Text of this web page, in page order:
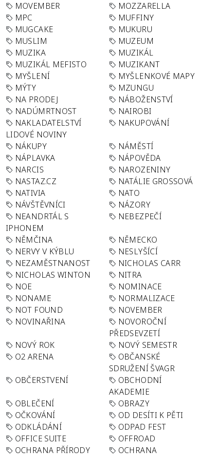
MOVEMBER
MOZZARELLA
MPC
MUFFINY
MUGCAKE
MUKURU
MUSLIM
MUZEUM
MUZIKA
MUZIKÁL
MUZIKÁL MEFISTO
MUZIKANT
MYŠLENÍ
MYŠLENKOVÉ MAPY
MÝTY
MZUNGU
NA PRODEJ
NÁBOŽENSTVÍ
NADÚMRTNOST
NAIROBI
NAKLADATELSTVÍ
LIDOVÉ NOVINY
NAKUPOVÁNÍ
NÁKUPY
NÁMĚSTÍ
NÁPLAVKA
NÁPOVĚDA
NARCIS
NAROZENINY
NASTAZ.CZ
NATÁLIE GROSSOVÁ
NATIVIA
NATO
NÁVŠTĚVNÍCI
NÁZORY
NEANDRTÁL S
IPHONEM
NEBEZPEČÍ
NĚMČINA
NĚMECKO
NERVY V KÝBLU
NESLYŠÍCÍ
NEZAMĚSTNANOST
NICHOLAS CARR
NICHOLAS WINTON
NITRA
NOE
NOMINACE
NONAME
NORMALIZACE
NOT FOUND
NOVEMBER
NOVINAŘINA
NOVOROČNÍ
PŘEDSEVZETÍ
NOVÝ ROK
NOVÝ SEMESTR
O2 ARENA
OBČANSKÉ
SDRUŽENÍ ŠVAGR
OBČERSTVENÍ
OBCHODNÍ
AKADEMIE
OBLEČENÍ
OBRAZY
OČKOVÁNÍ
OD DESÍTI K PĚTI
ODKLÁDÁNÍ
ODPAD FEST
OFFICE SUITE
OFFROAD
OCHRANA PŘÍRODY
OCHRANA